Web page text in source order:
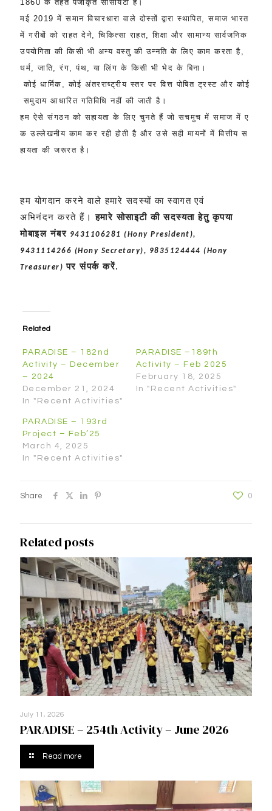
1860के तहत पंजीकृत सोसायटी है।
मई 2019में समान विचारधारा वाले दोस्तों द्वारा स्थापित ,समाज भारत
में गरीबों को राहत देने ,चिकित्सा राहत ,शिक्षा और सामान्य सार्वजनिक
उपयोगिता की किसी भी अन्य वस्तु की उन्नति के लिए काम करता है
धर्म ,जाति ,रंग ,पंथ ,या लिंग के किसी भी भेद के बिना।
कोई धार्मिक ,कोई अंतरराष्ट्रीय स्तर पर वित्त पोषित ट्रस्ट और कोई
समुदाय आधारित गतिविधि नहीं की जाती है।
हम ऐसे संगठन को सहायता के लिए चुनते हैं जो सचमुच में समाज में ए
क उल्लेखनीय काम कर रही होती है और उसे सही मायनों में वित्तीय स
हायता की जरूरत है।
हम योगदान करने वाले हमारे सदस्यों का स्वागत एवं
अभिनंदन करते हैं।हमारे सोसाइटी की सदस्यता हेतु कृपया
मोबाइल नंबर 9431106281 (Hony President),
9431114266 (Hony Secretary), 9835124444 (Hony
Treasurer)पर संपर्क करें.
Related
PARADISE – 182nd
Activity – December
– 2024
December 21, 2024
In "Recent Activities"
PARADISE –189th
Activity – Feb 2025
February 18, 2025
In "Recent Activities"
PARADISE – 193rd
Project – Feb’25
March 4, 2025
In "Recent Activities"
Share 0
Related posts
July 11, 2026
PARADISE – 254th Activity – June 2026
Read more